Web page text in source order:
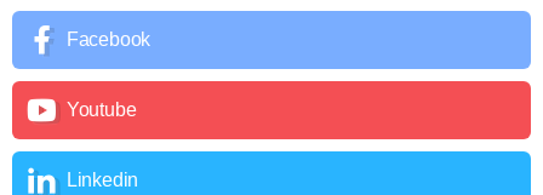
Facebook
Youtube
Linkedin